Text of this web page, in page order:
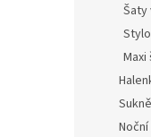
Šaty
Sukně